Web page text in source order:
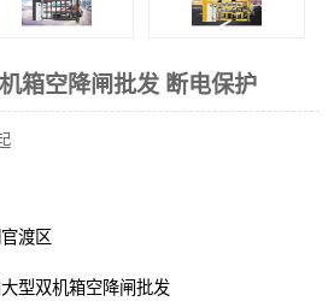
箱空降闸批发 断电保护
渡区
型双机箱空降闸批发